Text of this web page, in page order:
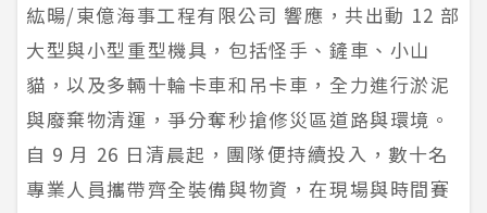
紘暘/東億海事工程有限公司 響應，共出動 12 部
大型與小型重型機具，包括怪手、鏟車、小山
貓，以及多輛十輪卡車和吊卡車，全力進行淤泥
與廢棄物清運，爭分奪秒搶修災區道路與環境。
自 9 月 26 日清晨起，團隊便持續投入，數十名
專業人員攜帶齊全裝備與物資，在現場與時間賽